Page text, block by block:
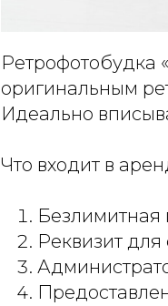
Ретрофотобудка
оригинальным
Идеально
Что входит в
Безлимитная
Реквизит для